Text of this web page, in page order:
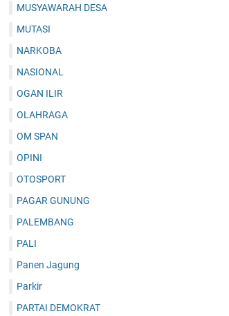
MUSYAWARAH DESA
MUTASI
NARKOBA
NASIONAL
OGAN ILIR
OLAHRAGA
OM SPAN
OPINI
OTOSPORT
PAGAR GUNUNG
PALEMBANG
PALI
Panen Jagung
Parkir
PARTAI DEMOKRAT